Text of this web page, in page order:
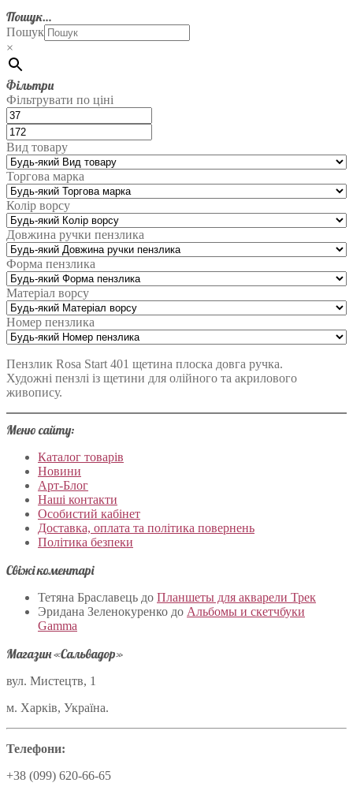
Пошук…
Пошук
×
Фільтри
Фільтрувати по ціні
Вид товару
Торгова марка
Колір ворсу
Довжина ручки пензлика
Форма пензлика
Матеріал ворсу
Номер пензлика
Пензлик Rosa Start 401 щетина плоска довга ручка.
Художні пензлі із щетини для олійного та акрилового
живопису.
Меню сайту:
Каталог товарів
Новини
Арт-Блог
Наші контакти
Особистий кабінет
Доставка, оплата та політика повернень
Політика безпеки
Свіжі коментарі
Тетяна Браславець до Планшеты для акварели Трек
Эридана Зеленокуренко до Альбомы и скетчбуки
Gamma
Магазин «Сальвадор»
вул. Мистецтв, 1
м. Харків, Україна.
Телефони:
+38 (099) 620-66-65